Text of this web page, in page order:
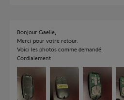
Bonjour Gaelle,
Merci pour votre retour.
Voici les photos comme demandé.
Cordialement